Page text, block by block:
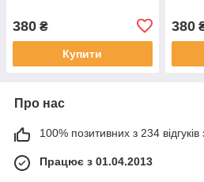
380 ₴
Купити
380
Про нас
100% позитивних з 234 відгуків
Працює з 01.04.2013